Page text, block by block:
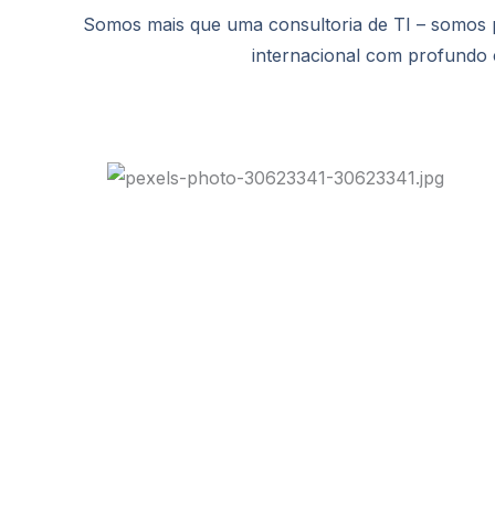
Somos mais que uma consultoria de TI –
internacional com profundo